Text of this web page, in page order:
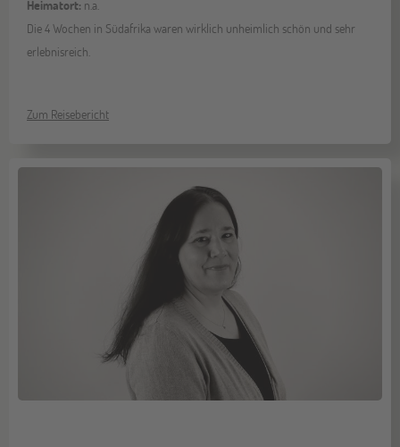
Heimatort: n.a.
Die 4 Wochen in Südafrika waren wirklich unheimlich schön und sehr
erlebnisreich.
Zum Reisebericht